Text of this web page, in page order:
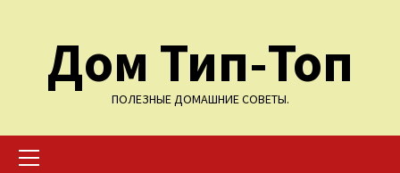
содержимомуДом Тип-Топ
ПОЛЕЗНЫЕ ДОМАШНИЕ СОВЕТЫ.
меню